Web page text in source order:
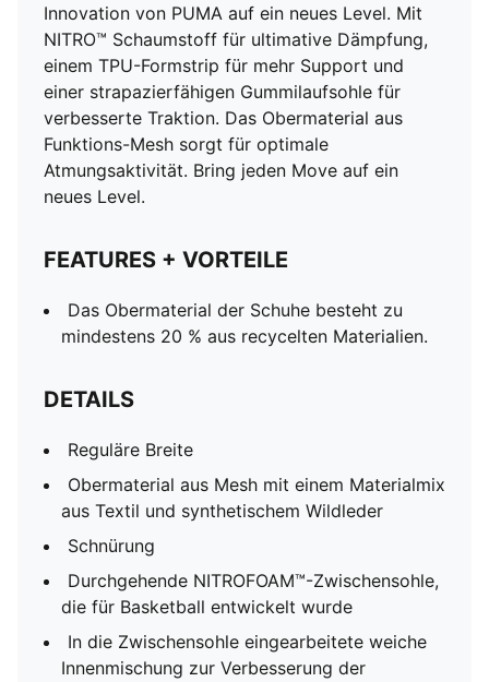
Innovation von PUMA auf ein neues Level. Mit
NITRO™ Schaumstoff für ultimative Dämpfung,
einem TPU-Formstrip für mehr Support und
einer strapazierfähigen Gummilaufsohle für
verbesserte Traktion. Das Obermaterial aus
Funktions-Mesh sorgt für optimale
Atmungsaktivität. Bring jeden Move auf ein
neues Level.
FEATURES + VORTEILE
Das Obermaterial der Schuhe besteht zu
mindestens 20 % aus recycelten Materialien.
DETAILS
Reguläre Breite
Obermaterial aus Mesh mit einem Materialmix
aus Textil und synthetischem Wildleder
Schnürung
Durchgehende NITROFOAM™-Zwischensohle,
die für Basketball entwickelt wurde
In die Zwischensohle eingearbeitete weiche
Innenmischung zur Verbesserung der